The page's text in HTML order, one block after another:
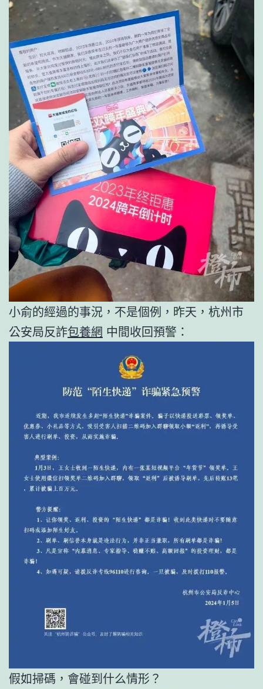
小俞的經過的事況，不是個例，昨天，杭州市
公安局反詐包養網 中間收回預警：
假如掃碼，會碰到什么情形？